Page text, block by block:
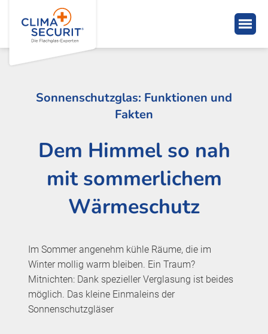
Sonnenschutzglas: Funktionen und
Fakten
Dem Himmel so nah
mit sommerlichem
Wärmeschutz
Im Sommer angenehm kühle Räume, die im
Winter mollig warm bleiben. Ein Traum?
Mitnichten: Dank spezieller Verglasung ist beides
möglich. Das kleine Einmaleins der
Sonnenschutzgläser